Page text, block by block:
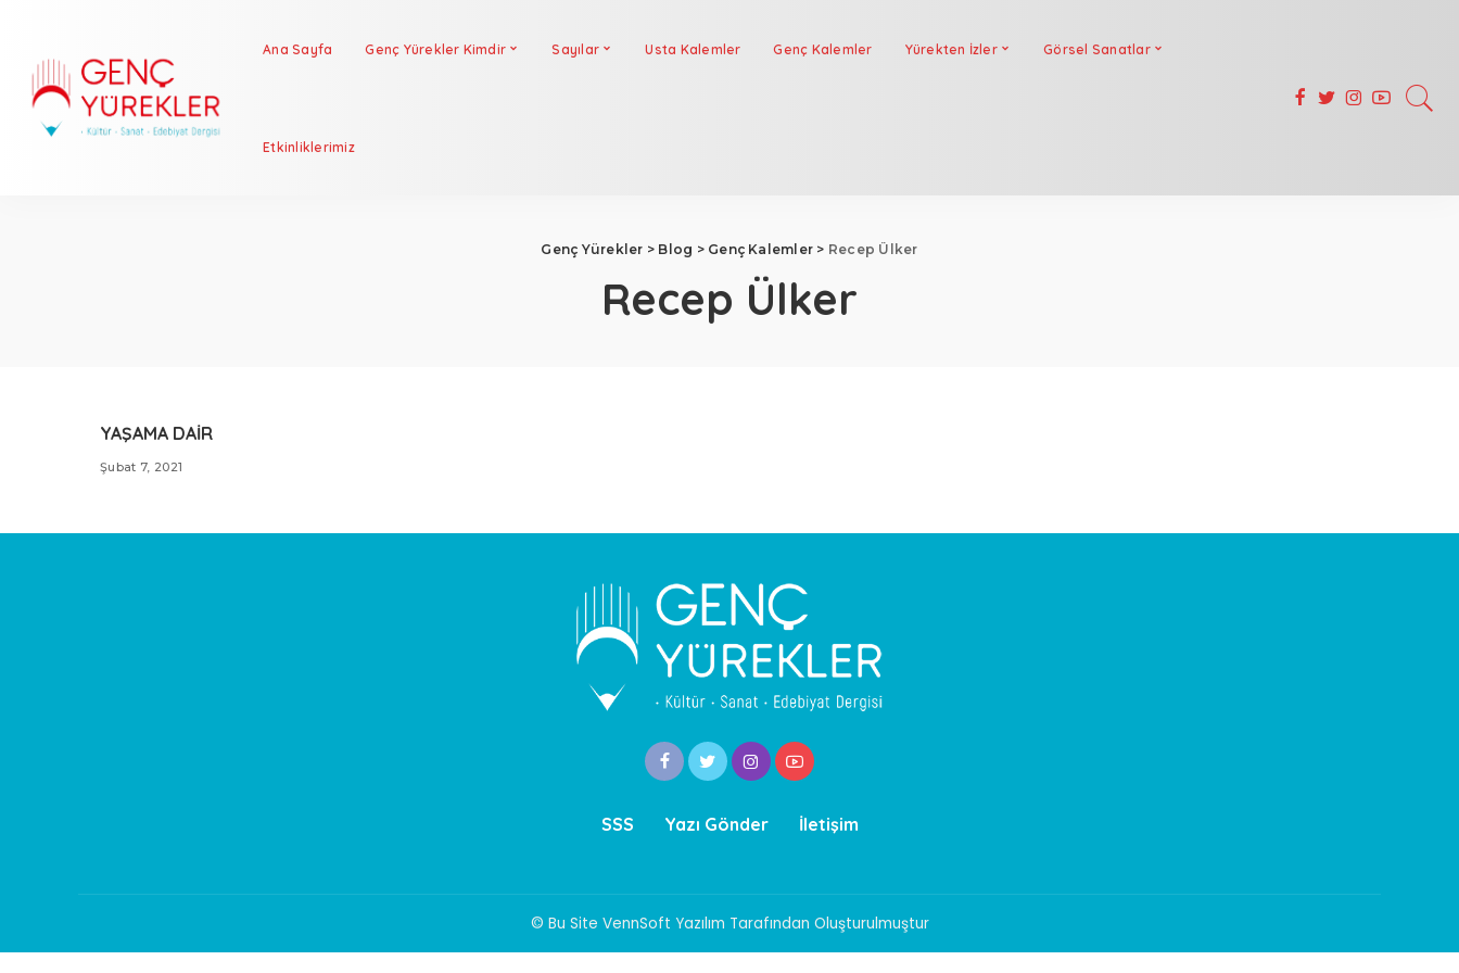
Ana Sayfa Genç Yürekler Kimdir Sayılar Usta Kalemler Genç Kalemler Yürekten İzler Görsel Sanatlar
Etkinliklerimiz
Genç Yürekler > Blog > Genç Kalemler > Recep Ülker
Recep Ülker
YAŞAMA DAİR
Şubat 7, 2021
SSS Yazı Gönder İletişim
© Bu Site VennSoft Yazılım Tarafından Oluşturulmuştur